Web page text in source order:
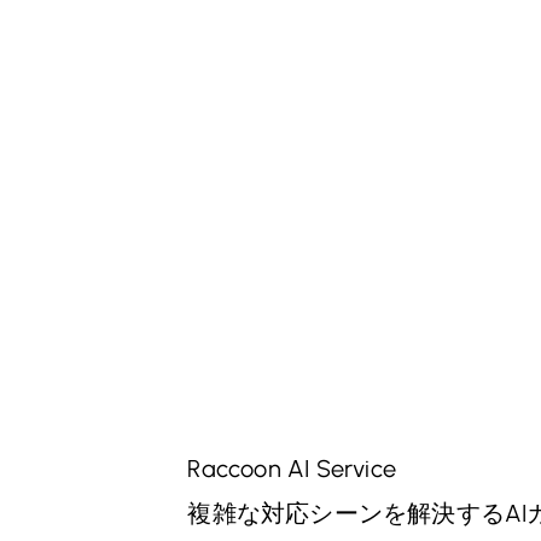
Raccoon AI Service
複雑な対応シーンを解決するAI